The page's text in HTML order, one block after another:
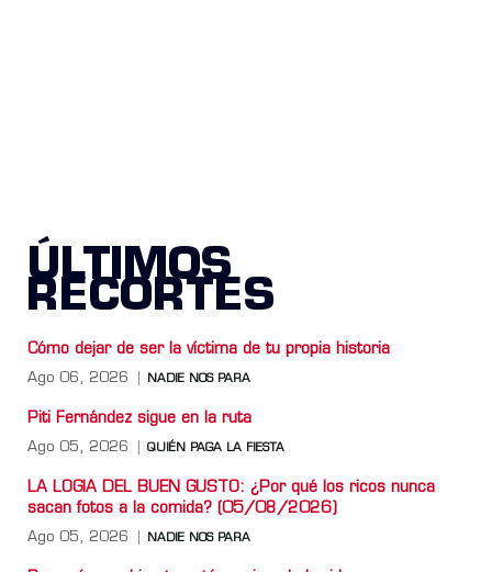
ÚLTIMOS
RECORTES
Cómo dejar de ser la víctima de tu propia historia
Ago 06, 2026 NADIE NOS PARA
Piti Fernández sigue en la ruta
Ago 05, 2026 QUIÉN PAGA LA FIESTA
LA LOGIA DEL BUEN GUSTO: ¿Por qué los ricos nunca
sacan fotos a la comida? (05/08/2026)
Ago 05, 2026 NADIE NOS PARA